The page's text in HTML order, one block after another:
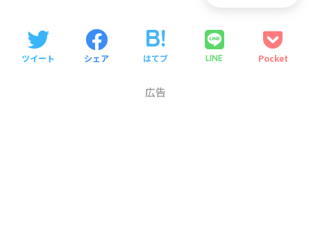
ツイート シェア はてブ LINE Pocket
広告